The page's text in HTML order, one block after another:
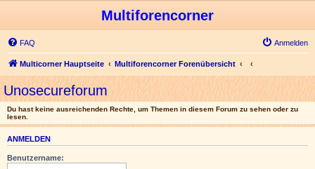
Multiforencorner
FAQ Anmelden
Multicorner Hauptseite Multiforencorner Forenübersicht
Unosecureforum
Du hast keine ausreichenden Rechte, um Themen in diesem Forum zu sehen oder zu
lesen.
ANMELDEN
Benutzername: